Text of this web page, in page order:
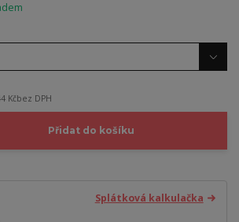
Kčbez DPH
Přidat do košíku
Splátková kalkulačka